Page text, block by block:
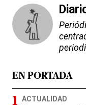
EN PORTADA
ACTUALIDAD